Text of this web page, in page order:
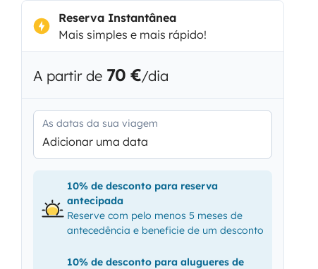
Reserva Instantânea
Mais simples e mais rápido!
A partir de 70 €/dia
As datas da sua viagem
Adicionar uma data
10% de desconto para reserva
antecipada
Reserve com pelo menos 5 meses de
antecedência e beneficie de um desconto
10% de desconto para alugueres de